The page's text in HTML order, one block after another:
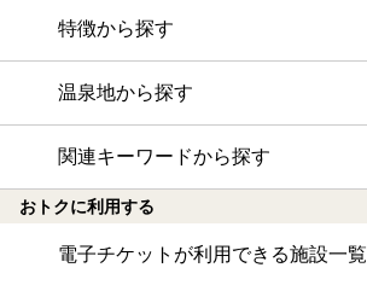
特徴から探す
温泉地から探す
関連キーワードから探す
おトクに利用する
電子チケットが利用できる施設一覧